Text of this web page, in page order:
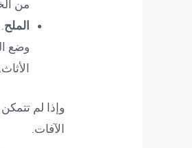
من
الملح
وضع
وإذا لم
الآفات.